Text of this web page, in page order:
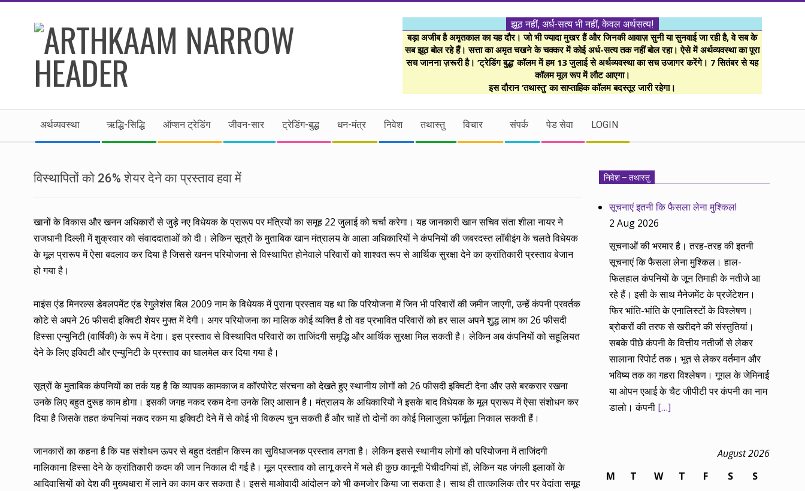
।।
अर्थकाम।।
BE
FINANCIALLY
CLEVER!
झूठ नहीं, अर्ध-सत्य भी नहीं, केवल अर्थसत्य!
बड़ा अजीब है अमृतकाल का यह दौर। जो भी ज्यादा मुखर हैं और जिनकी आवाज़ सुनी या सुनवाई जा रही है, वे सब के
सब झूठ बोल रहे हैं। सत्ता का अमृत चखने के चक्कर में कोई अर्ध-सत्य तक नहीं बोल रहा। ऐसे में अर्थव्यवस्था का पूरा
सच जानना ज़रूरी है। ‘ट्रेडिंग बुद्ध’ कॉलम में हम 13 जुलाई से अर्थव्यवस्था का सच उजागर करेंगे। 7 सितंबर से यह
कॉलम मूल रूप में लौट आएगा।
इस दौरान ‘तथास्तु’ का साप्ताहिक कॉलम बदस्तूर जारी रहेगा।
Secondary
अर्थव्यवस्था ऋद्धि-सिद्धि ऑप्शन ट्रेडिंग जीवन-सार ट्रेडिंग-बुद्ध धन-मंत्र निवेश तथास्तु विचार संपर्क पेड सेवा LOGIN
विस्थापितों को 26% शेयर देने का प्रस्ताव हवा में
खानों के विकास और खनन अधिकारों से जुड़े नए विधेयक के प्रारूप पर मंत्रियों का समूह 22 जुलाई को चर्चा करेगा। यह जानकारी खान सचिव संता शीला नायर ने
राजधानी दिल्ली में शुक्रवार को संवाददाताओं को दी। लेकिन सूत्रों के मुताबिक खान मंत्रालय के आला अधिकारियों ने कंपनियों की जबरदस्त लॉबीइंग के चलते विधेयक
के मूल प्रारूप में ऐसा बदलाव कर दिया है जिससे खनन परियोजना से विस्थापित होनेवाले परिवारों को शाश्वत रूप से आर्थिक सुरक्षा देने का क्रांतिकारी प्रस्ताव बेजान
हो गया है।
माइंस एंड मिनरल्स डेवलपमेंट एंड रेगुलेशंस बिल 2009 नाम के विधेयक में पुराना प्रस्ताव यह था कि परियोजना में जिन भी परिवारों की जमीन जाएगी, उन्हें कंपनी प्रवर्तक
कोटे से अपने 26 फीसदी इक्विटी शेयर मुफ्त में देगी। अगर परियोजना का मालिक कोई व्यक्ति है तो वह प्रभावित परिवारों को हर साल अपने शुद्ध लाभ का 26 फीसदी
हिस्सा एन्युनिटी (वार्षिकी) के रूप में देगा। इस प्रस्ताव से विस्थापित परिवारों का ताजिंदगी समृद्धि और आर्थिक सुरक्षा मिल सकती है। लेकिन अब कंपनियों को सहूलियत
देने के लिए इक्विटी और एन्युनिटी के प्रस्ताव का घालमेल कर दिया गया है।
सूत्रों के मुताबिक कंपनियों का तर्क यह है कि व्यापक कामकाज व कॉरपोरेट संरचना को देखते हुए स्थानीय लोगों को 26 फीसदी इक्विटी देना और उसे बरकरार रखना
उनके लिए बहुत दुरूह काम होगा। इसकी जगह नकद रकम देना उनके लिए आसान है। मंत्रालय के अधिकारियों ने इसके बाद विधेयक के मूल प्रारूप में ऐसा संशोधन कर
दिया है जिसके तहत कंपनियां नकद रकम या इक्विटी देने में से कोई भी विकल्प चुन सकती हैं और चाहें तो दोनों का कोई मिलाजुला फॉर्मूला निकाल सकती हैं।
जानकारों का कहना है कि यह संशोधन ऊपर से बहुत दंतहीन किस्म का सुविधाजनक प्रस्ताव लगता है। लेकिन इससे स्थानीय लोगों को परियोजना में ताजिंदगी
मालिकाना हिस्सा देने के क्रांतिकारी कदम की जान निकाल दी गई है। मूल प्रस्ताव को लागू करने में भले ही कुछ कानूनी पेंचीदगियां हों, लेकिन यह जंगली इलाकों के
आदिवासियों को देश की मुख्यधारा में लाने का काम कर सकता है। इससे माओवादी आंदोलन को भी कमजोर किया जा सकता है। साथ ही तात्कालिक तौर पर वेदांता समूह
निवेश – तथास्तु
सूचनाएं इतनी कि फैसला लेना मुश्किल!
2 Aug 2026
सूचनाओं की भरमार है। तरह-तरह की इतनी
सूचनाएं कि फैसला लेना मुश्किल। हाल-
फिलहाल कंपनियों के जून तिमाही के नतीजे आ
रहे हैं। इसी के साथ मैनेजमेंट के प्रजेंटेशन।
फिर भांति-भांति के एनालिस्टों के विश्लेषण।
ब्रोकरों की तरफ से खरीदने की संस्तुतियां।
सबके पीछे कंपनी के वित्तीय नतीजों से लेकर
सालाना रिपोर्ट तक। भूत से लेकर वर्तमान और
भविष्य तक का गहरा विश्लेषण। गूगल के जेमिनाई
या ओपन एआई के चैट जीपीटी पर कंपनी का नाम
डालो। कंपनी […]
August 2026
M
T W T F S
S